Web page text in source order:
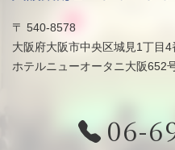
〒 540-8578
大阪府大阪市中央区城見1丁目4
ホテルニューオータニ大阪652
06-